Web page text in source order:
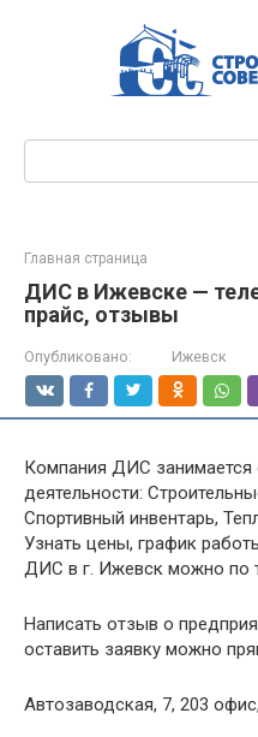
Главная страница
ДИС в Ижевске —
прайс, отзывы
Опубликовано: Ижевск
Компания ДИС
деятельности:
Спортивный инвентарь,
Узнать цены, график
ДИС в г. Ижевск можно по
Написать отзыв о
оставить заявку можно
Автозаводская, 7, 203